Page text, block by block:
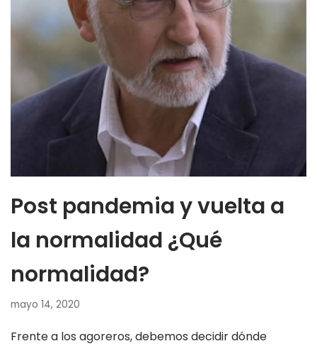
Post pandemia y vuelta a
la normalidad ¿Qué
normalidad?
mayo 14, 2020
Frente a los agoreros, debemos decidir dónde